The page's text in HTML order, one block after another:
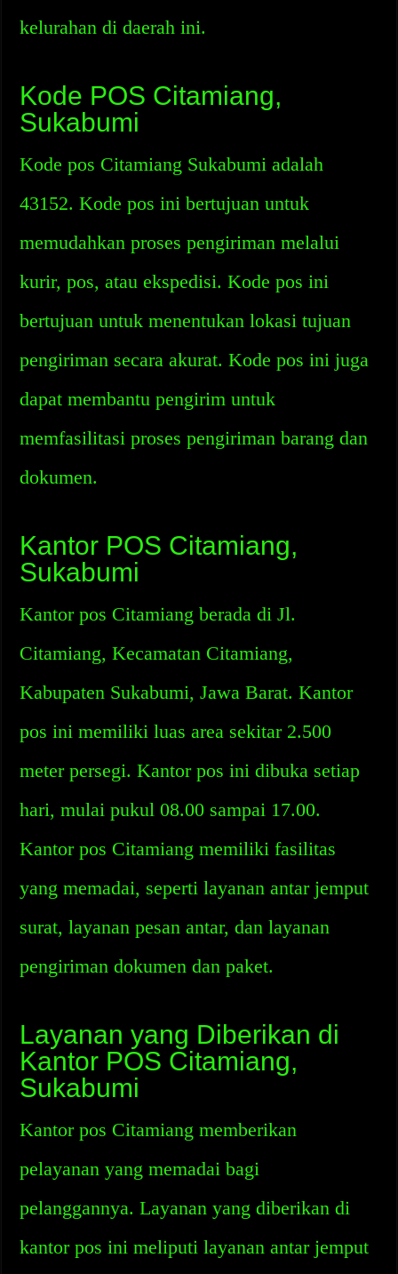
kelurahan di daerah ini.
Kode POS Citamiang,
Sukabumi
Kode pos Citamiang Sukabumi adalah
43152. Kode pos ini bertujuan untuk
memudahkan proses pengiriman melalui
kurir, pos, atau ekspedisi. Kode pos ini
bertujuan untuk menentukan lokasi tujuan
pengiriman secara akurat. Kode pos ini juga
dapat membantu pengirim untuk
memfasilitasi proses pengiriman barang dan
dokumen.
Kantor POS Citamiang,
Sukabumi
Kantor pos Citamiang berada di Jl.
Citamiang, Kecamatan Citamiang,
Kabupaten Sukabumi, Jawa Barat. Kantor
pos ini memiliki luas area sekitar 2.500
meter persegi. Kantor pos ini dibuka setiap
hari, mulai pukul 08.00 sampai 17.00.
Kantor pos Citamiang memiliki fasilitas
yang memadai, seperti layanan antar jemput
surat, layanan pesan antar, dan layanan
pengiriman dokumen dan paket.
Layanan yang Diberikan di
Kantor POS Citamiang,
Sukabumi
Kantor pos Citamiang memberikan
pelayanan yang memadai bagi
pelanggannya. Layanan yang diberikan di
kantor pos ini meliputi layanan antar jemput